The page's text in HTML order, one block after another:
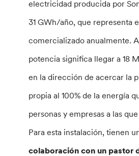
electricidad producida por
31 GWh/año, que representa
comercializado anualmente.
potencia significa llegar a 18
en la dirección de acercar la
propia al 100% de la energía
personas y empresas a las
Para esta instalación, tienen
colaboración con un pastor